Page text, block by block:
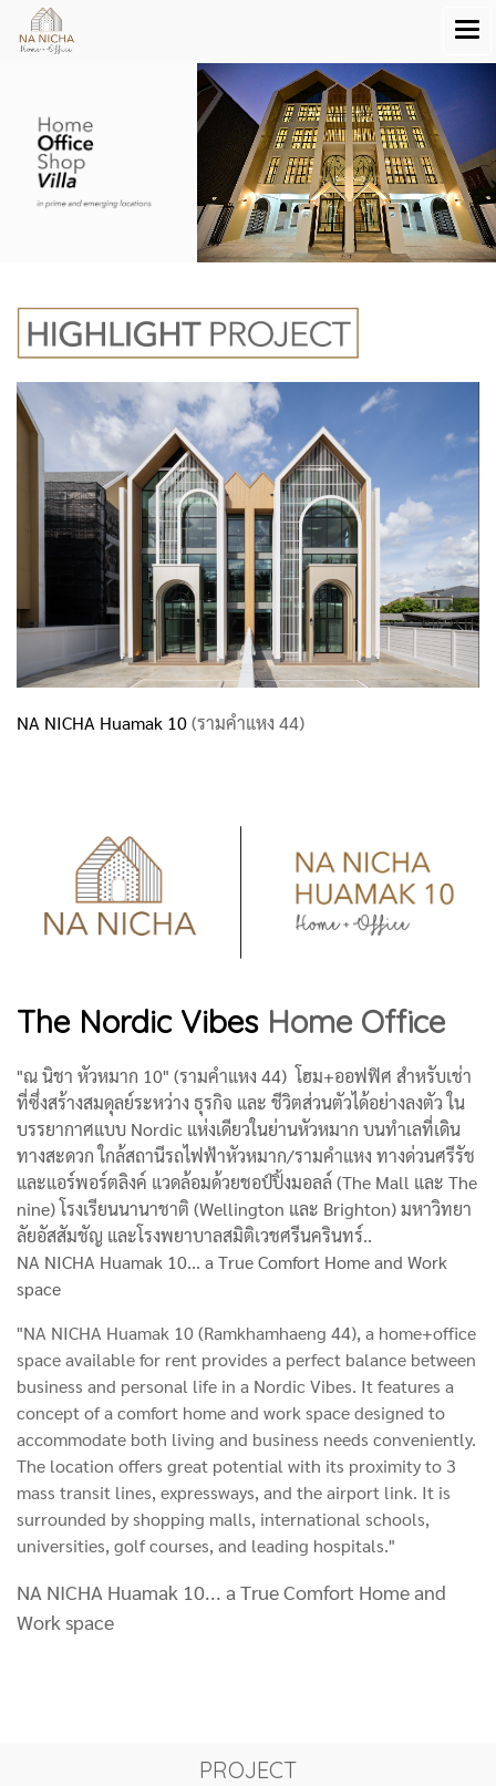
NA NICHA Huamak 10(รามคำแหง 44)
The Nordic Vibes Home Office
"ณ นิชา หัวหมาก 10" (รามคำแหง 44) โฮม+ออฟฟิศ สำหรับเช่า
ที่ซึ่งสร้างสมดุลย์ระหว่าง ธุรกิจ และ ชีวิตส่วนตัวได้อย่างลงตัว ใน
บรรยากาศแบบ Nordic แห่งเดียวในย่านหัวหมาก บนทำเลที่เดิน
ทางสะดวก ใกล้สถานีรถไฟฟ้าหัวหมาก/รามคำแหง ทางด่วนศรีรัช
และแอร์พอร์ตลิงค์ แวดล้อมด้วยชอป์ปิ้งมอลล์ (The Mall และ The
nine) โรงเรียนนานาชาติ (Wellington และ Brighton) มหาวิทยา
ลัยอัสสัมชัญ และโรงพยาบาลสมิติเวชศรีนครินทร์..
NA NICHA Huamak 10... a True Comfort Home and Work
space
"NA NICHA Huamak 10 (Ramkhamhaeng 44), a home+office
space available for rent provides a perfect balance between
business and personal life in a Nordic Vibes. It features a
concept of a comfort home and work space designed to
accommodate both living and business needs conveniently.
The location offers great potential with its proximity to 3
mass transit lines, expressways, and the airport link. It is
surrounded by shopping malls, international schools,
universities, golf courses, and leading hospitals."
NA NICHA Huamak 10... a True Comfort Home and
Work space
PROJECT